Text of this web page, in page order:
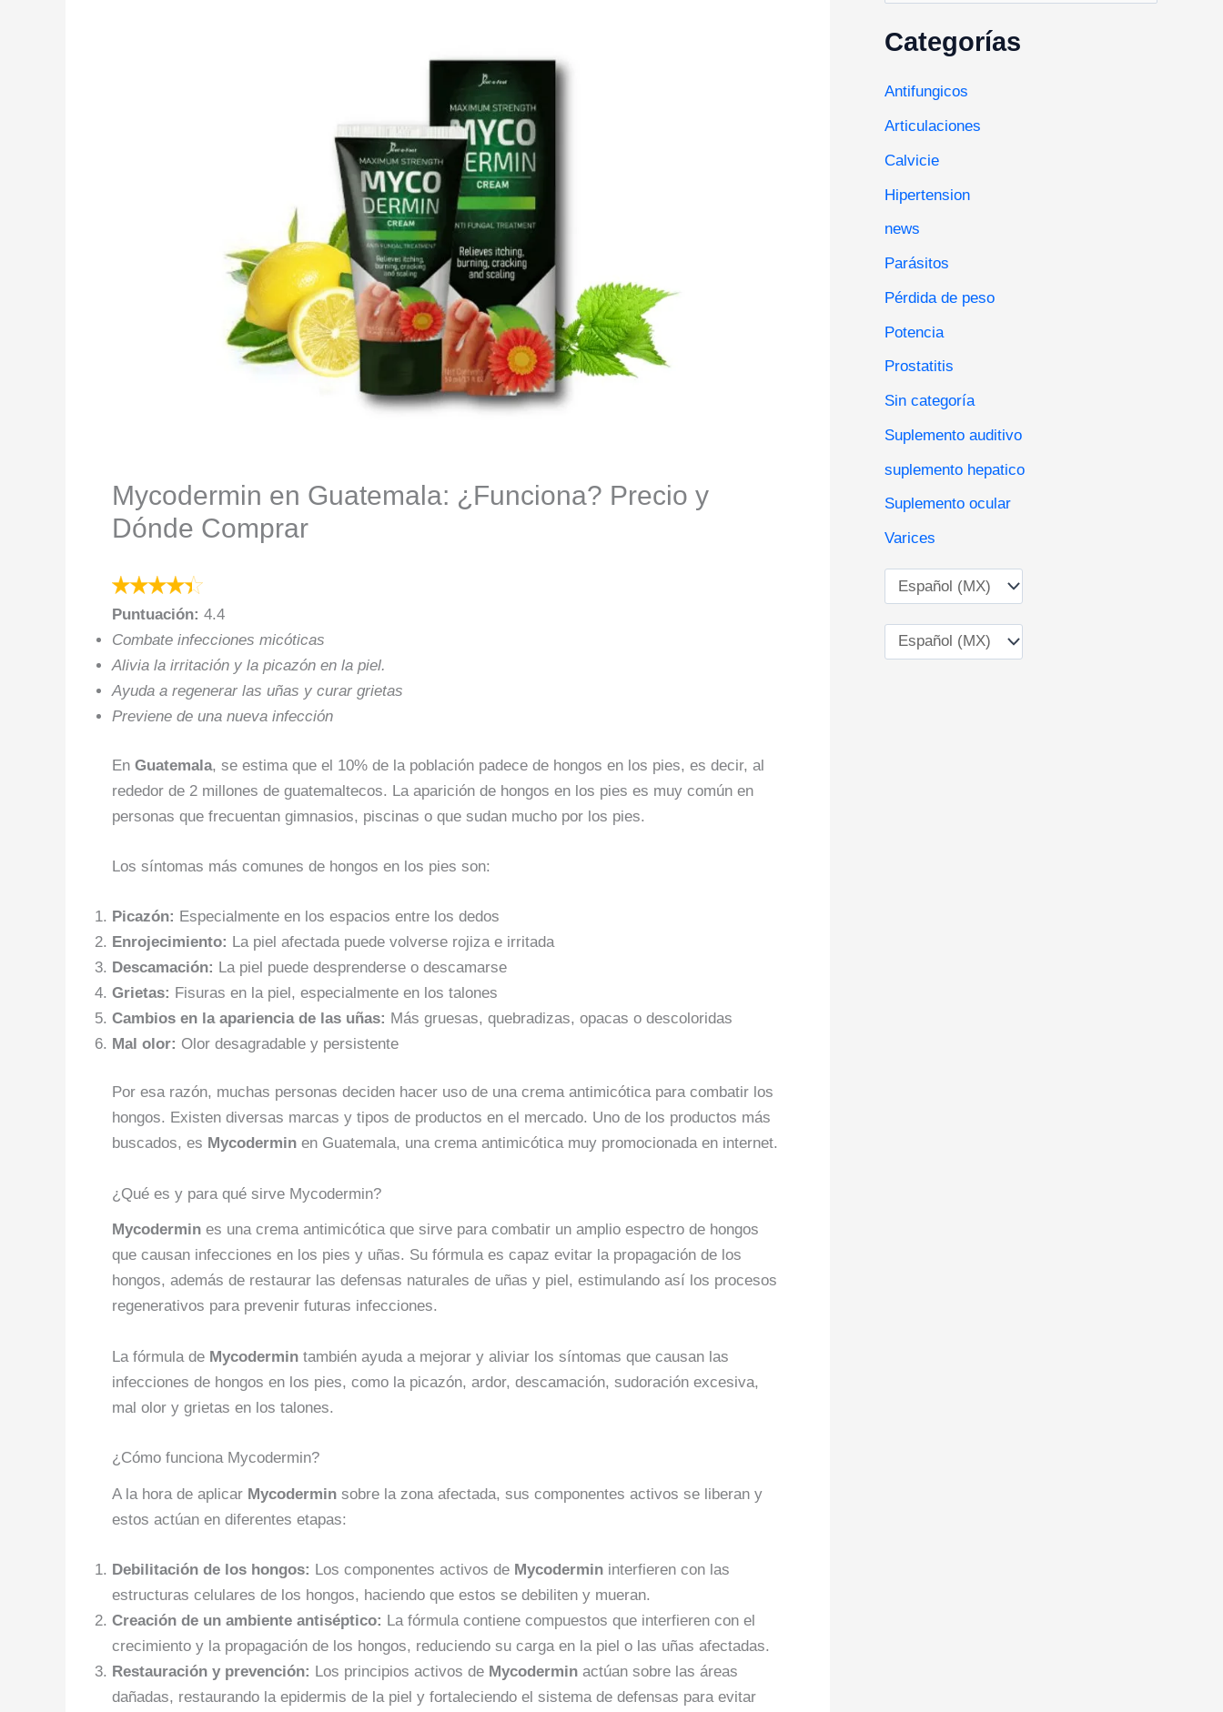
Mycodermin en Guatemala: ¿Funciona? Precio y
Dónde Comprar
Puntuación: 4.4
Combate infecciones micóticas
Alivia la irritación y la picazón en la piel.
Ayuda a regenerar las uñas y curar grietas
Previene de una nueva infección
En Guatemala, se estima que el 10% de la población padece de hongos en los pies, es decir, al
rededor de 2 millones de guatemaltecos. La aparición de hongos en los pies es muy común en
personas que frecuentan gimnasios, piscinas o que sudan mucho por los pies.
Los síntomas más comunes de hongos en los pies son:
Picazón: Especialmente en los espacios entre los dedos
Enrojecimiento: La piel afectada puede volverse rojiza e irritada
Descamación: La piel puede desprenderse o descamarse
Grietas: Fisuras en la piel, especialmente en los talones
Cambios en la apariencia de las uñas: Más gruesas, quebradizas, opacas o descoloridas
Mal olor: Olor desagradable y persistente
Por esa razón, muchas personas deciden hacer uso de una crema antimicótica para combatir los
hongos. Existen diversas marcas y tipos de productos en el mercado. Uno de los productos más
buscados, es Mycodermin en Guatemala, una crema antimicótica muy promocionada en internet.
¿Qué es y para qué sirve Mycodermin?
Mycodermin es una crema antimicótica que sirve para combatir un amplio espectro de hongos
que causan infecciones en los pies y uñas. Su fórmula es capaz evitar la propagación de los
hongos, además de restaurar las defensas naturales de uñas y piel, estimulando así los procesos
regenerativos para prevenir futuras infecciones.
La fórmula de Mycodermin también ayuda a mejorar y aliviar los síntomas que causan las
infecciones de hongos en los pies, como la picazón, ardor, descamación, sudoración excesiva,
mal olor y grietas en los talones.
¿Cómo funciona Mycodermin?
A la hora de aplicar Mycodermin sobre la zona afectada, sus componentes activos se liberan y
estos actúan en diferentes etapas:
Debilitación de los hongos: Los componentes activos de Mycodermin interfieren con las
estructuras celulares de los hongos, haciendo que estos se debiliten y mueran.
Creación de un ambiente antiséptico: La fórmula contiene compuestos que interfieren con el
crecimiento y la propagación de los hongos, reduciendo su carga en la piel o las uñas afectadas.
Restauración y prevención: Los principios activos de Mycodermin actúan sobre las áreas
dañadas, restaurando la epidermis de la piel y fortaleciendo el sistema de defensas para evitar
s
:
Categorías
Antifungicos
Articulaciones
Calvicie
Hipertension
news
Parásitos
Pérdida de peso
Potencia
Prostatitis
Sin categoría
Suplemento auditivo
suplemento hepatico
Suplemento ocular
Varices
a
a